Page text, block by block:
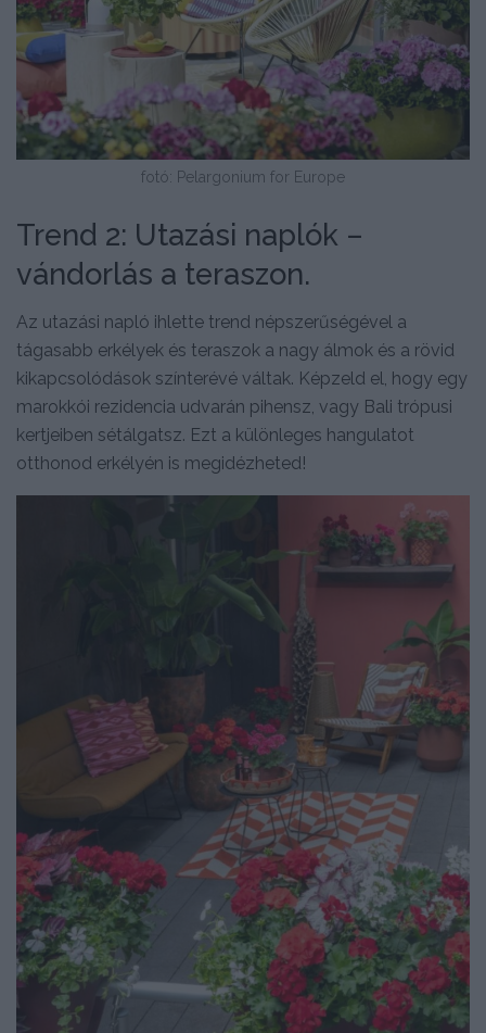
fotó: Pelargonium for Europe
Trend 2: Utazási naplók –
vándorlás a teraszon.
Az utazási napló ihlette trend népszerűségével a
tágasabb erkélyek és teraszok a nagy álmok és a rövid
kikapcsolódások színterévé váltak. Képzeld el, hogy egy
marokkói rezidencia udvarán pihensz, vagy Bali trópusi
kertjeiben sétálgatsz. Ezt a különleges hangulatot
otthonod erkélyén is megidézheted!